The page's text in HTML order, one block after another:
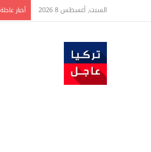
السبت, أغسطس 8 2026 أخبار عاجلة